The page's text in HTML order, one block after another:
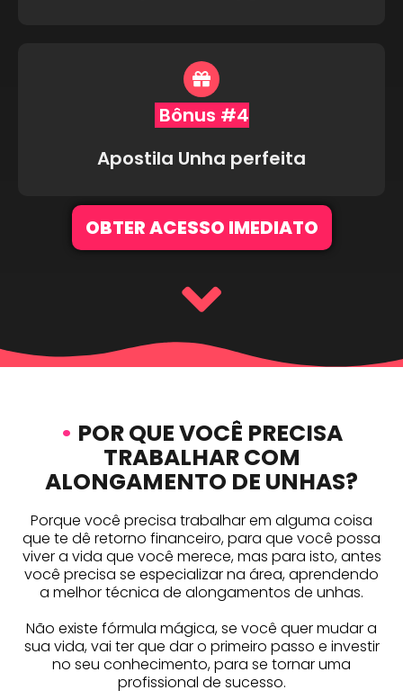
Bônus #4
Apostila Unha perfeita
OBTER ACESSO IMEDIATO
• POR QUE VOCÊ PRECISA
TRABALHAR COM
ALONGAMENTO DE UNHAS?
Porque você precisa trabalhar em alguma coisa
que te dê retorno financeiro, para que você possa
viver a vida que você merece, mas para isto, antes
você precisa se especializar na área, aprendendo
a melhor técnica de alongamentos de unhas.
Não existe fórmula mágica, se você quer mudar a
sua vida, vai ter que dar o primeiro passo e investir
no seu conhecimento, para se tornar uma
profissional de sucesso.